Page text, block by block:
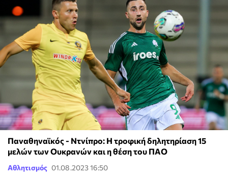
Παναθηναϊκός - Ντνίπρο: Η τροφική δηλητηρίαση 15
μελών των Ουκρανών και η θέση του ΠΑΟ
Αθλητισμός 01.08.2023 16:50